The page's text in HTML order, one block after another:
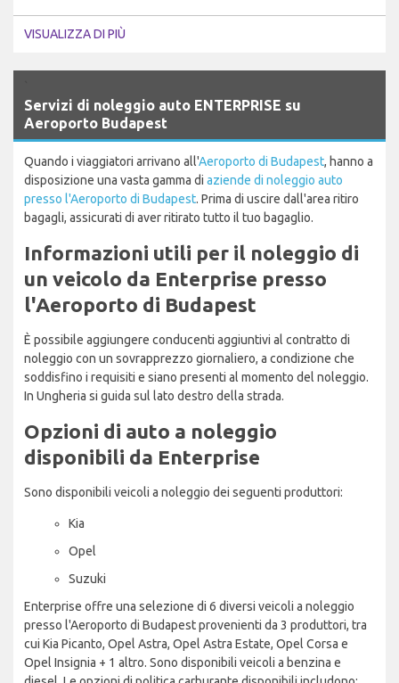
VISUALIZZA DI PIÙ
Servizi di noleggio auto ENTERPRISE su
Aeroporto Budapest
Quando i viaggiatori arrivano all'Aeroporto di Budapest, hanno a
disposizione una vasta gamma di aziende di noleggio auto
presso l'Aeroporto di Budapest. Prima di uscire dall'area ritiro
bagagli, assicurati di aver ritirato tutto il tuo bagaglio.
Informazioni utili per il noleggio di
un veicolo da Enterprise presso
l'Aeroporto di Budapest
È possibile aggiungere conducenti aggiuntivi al contratto di
noleggio con un sovrapprezzo giornaliero, a condizione che
soddisfino i requisiti e siano presenti al momento del noleggio.
In Ungheria si guida sul lato destro della strada.
Opzioni di auto a noleggio
disponibili da Enterprise
Sono disponibili veicoli a noleggio dei seguenti produttori:
Kia
Opel
Suzuki
Enterprise offre una selezione di 6 diversi veicoli a noleggio
presso l'Aeroporto di Budapest provenienti da 3 produttori, tra
cui Kia Picanto, Opel Astra, Opel Astra Estate, Opel Corsa e
Opel Insignia + 1 altro. Sono disponibili veicoli a benzina e